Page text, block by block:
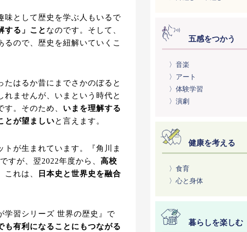
味として歴史を学ぶ人もいるで
する」こと なのです。そして、
ので、歴史を紐解いていくこ
はるか昔にまでさかのぼると
ませんが、いまという時代と
。そのため、 いまを理解する
とが望ましいと言えます。
が生まれています。『角川ま
すが、翌2022年度から、 高校
これは、
日本史と世界史を融合
学習シリーズ 世界の歴史』で
も有利になることにもつながる
五感をつかう
〉音楽
〉アート
〉体験学習
〉演劇
健康を考える
〉食育
〉心と身体
暮らしを楽しむ